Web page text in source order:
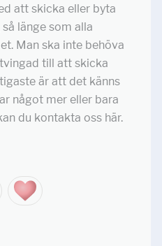
att skicka eller byta
länge som alla
Man ska inte behöva
till att skicka
är att det känns
något mer eller bara
du kontakta oss här.